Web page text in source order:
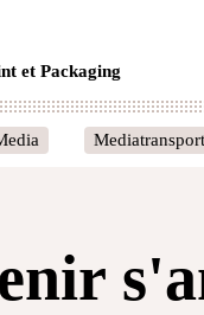
et Packaging